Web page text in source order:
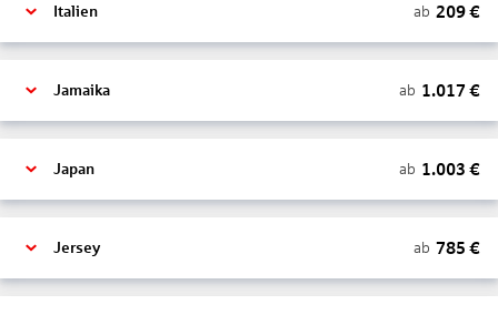
Italien ab 209€
Jamaika ab 1.017 €
Japan ab 1.003 €
Jersey ab 785 €